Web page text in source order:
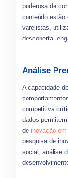
poderosa de
conteúdo estão
varejistas,
descoberta,
Análise
A capacidade
competitiva
dados
de inovação em
pesquisa de
social, análise